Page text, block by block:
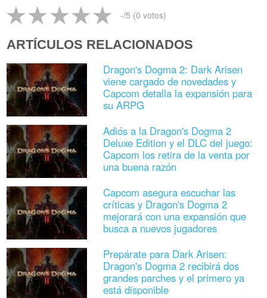
-/5 (0 votos)
ARTÍCULOS RELACIONADOS
Dragon's Dogma 2: Dark Arisen
viene cargado de novedades y
Capcom detalla la expansión para
su ARPG
Adiós a la Dragon's Dogma 2
Deluxe Edition y el DLC del juego:
Capcom los retira de la venta por
una buena razón
Capcom asegura escuchar las
críticas y Dragon's Dogma 2
mejorará con una expansión que
busca a nuevos jugadores
Prepárate para Dark Arisen:
Dragon's Dogma 2 recibirá dos
grandes parches y el primero ya
está disponible